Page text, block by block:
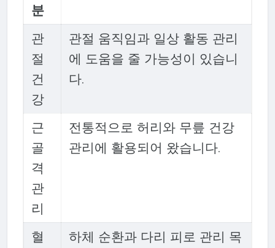
분
관
절
건
강
관절 움직임과 일상 활동 관리
에 도움을 줄 가능성이 있습니
다.
근
골
격
관
리
전통적으로 허리와 무릎 건강
관리에 활용되어 왔습니다.
혈
하체 순환과 다리 피로 관리 목